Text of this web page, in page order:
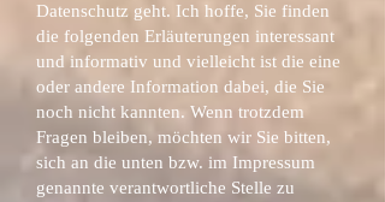
Datenschutz geht. Ich hoffe, Sie finden
die folgenden Erläuterungen interessant
und informativ und vielleicht ist die eine
oder andere Information dabei, die Sie
noch nicht kannten. Wenn trotzdem
Fragen bleiben, möchten wir Sie bitten,
sich an die unten bzw. im Impressum
genannte verantwortliche Stelle zu